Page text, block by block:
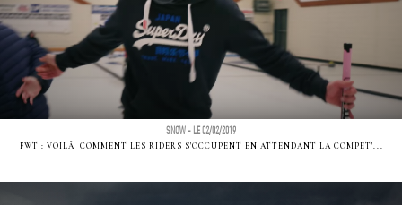
SNOW - LE 02/02/2019
FWT : VOILÃ COMMENT LES RIDERS S'OCCUPENT EN ATTENDANT LA COMPET'...